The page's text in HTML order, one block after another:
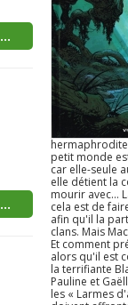
petit monde
car elle-seule
elle détient la
mourir avec...
cela est de
afin qu'il la
clans. Mais
Et comment
alors qu'il est
la terrifiante
Pauline et
les « Larmes